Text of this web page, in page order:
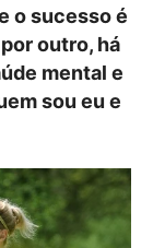
o sucesso é
outro, há
mental e
sou eu e